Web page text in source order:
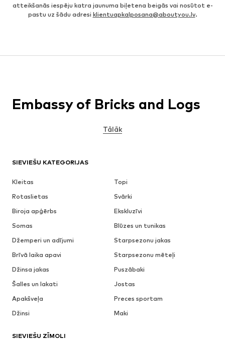
atteikšanās iespēju katra jaunuma biļetena beigās vai nosūtot e-
pastu uz šādu adresi klientuapkalposana@aboutyou.lv.
SIEVIEŠU KATEGORIJAS
Kleitas
Topi
Rotaslietas
Svārki
Biroja apģērbs
Ekskluzīvi
Somas
Blūzes un tunikas
Džemperi un adījumi
Starpsezonu jakas
Brīvā laika apavi
Starpsezonu mēteļi
Džinsa jakas
Puszābaki
Šalles un lakati
Jostas
Apakšveļa
Preces sportam
Džinsi
Maki
SIEVIEŠU ZĪMOLI
Embassy of Bricks and Logs
Tālāk